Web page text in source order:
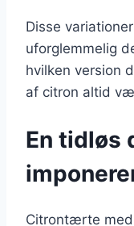
Disse
uforglemmelig
hvilken version
af citron altid
En tidløs
Citrontærte